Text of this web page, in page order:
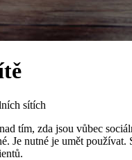
sítích
tím, zda jsou vůbec
Je nutné je umět